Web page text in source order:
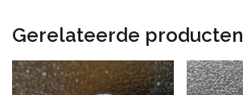
Gerelateerde producten